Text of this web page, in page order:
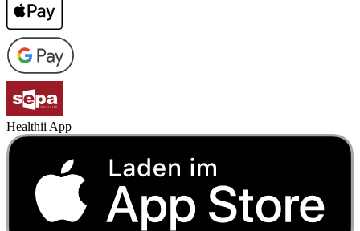
Healthii App